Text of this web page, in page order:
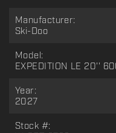
Manufacturer:
Ski-Doo
Model:
EXPEDITION LE 20''
Year:
2027
Stock #: